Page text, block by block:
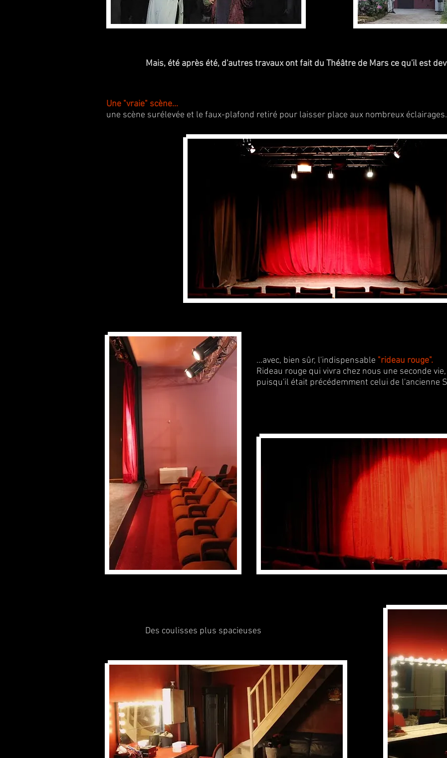
Mais, été après été, d'autres travaux ont fait du Théâtre de Mars ce qu'il est
Une "vraie" scène...
une scène surélevée et le faux-plafond retiré pour laisser place aux nombreux
...avec, bien sûr, l'indispensable "rideau rouge".
Rideau rouge qui vivra chez nous une seconde
puisqu'il était précédemment celui de l'ancienne
Des coulisses plus spacieuses